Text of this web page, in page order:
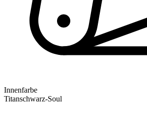
Innenfarbe
Titanschwarz-Soul